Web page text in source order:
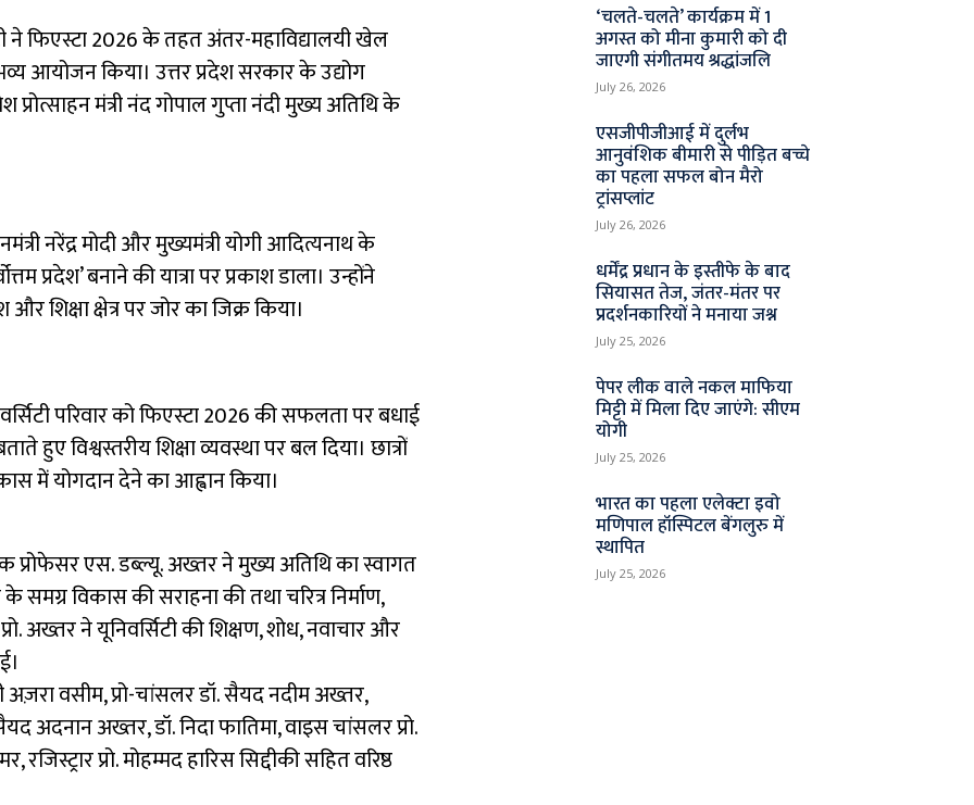
ने फिएस्टा 2026 के तहत अंतर-महाविद्यालयी खेल
आयोजन किया। उत्तर प्रदेश सरकार के उद्योग
मंत्री नंद गोपाल गुप्ता नंदी मुख्य अतिथि के
नरेंद्र मोदी और मुख्यमंत्री योगी आदित्यनाथ के
प्रदेश’ बनाने की यात्रा पर प्रकाश डाला। उन्होंने
शिक्षा क्षेत्र पर जोर का जिक्र किया।
परिवार को फिएस्टा 2026 की सफलता पर बधाई
हुए विश्वस्तरीय शिक्षा व्यवस्था पर बल दिया। छात्रों
में योगदान देने का आह्वान किया।
प्रोफेसर एस. डब्ल्यू. अख्तर ने मुख्य अतिथि का स्वागत
समग्र विकास की सराहना की तथा चरित्र निर्माण,
अख्तर ने यूनिवर्सिटी की शिक्षण, शोध, नवाचार और
वसीम, प्रो-चांसलर डॉ. सैयद नदीम अख्तर,
अख्तर, डॉ. निदा फातिमा, वाइस चांसलर प्रो.
प्रो. मोहम्मद हारिस सिद्दीकी सहित वरिष्ठ
‘चलते-चलते’ कार्यक्रम में 1
अगस्त को मीना कुमारी को दी
जाएगी संगीतमय श्रद्धांजलि
July 26, 2026
एसजीपीजीआई में दुर्लभ
आनुवंशिक बीमारी से पीड़ित बच्चे
का पहला सफल बोन मैरो
ट्रांसप्लांट
July 26, 2026
धर्मेंद्र प्रधान के इस्तीफे के बाद
सियासत तेज, जंतर-मंतर पर
प्रदर्शनकारियों ने मनाया जश्न
July 25, 2026
पेपर लीक वाले नकल माफिया
मिट्टी में मिला दिए जाएंगे: सीएम
योगी
July 25, 2026
भारत का पहला एलेक्टा इवो
मणिपाल हॉस्पिटल बेंगलुरु में
स्थापित
July 25, 2026